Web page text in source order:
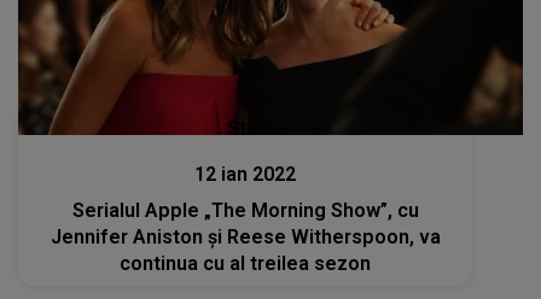
Stiri
12 ian 2022
Serialul Apple „The Morning Show”, cu
Jennifer Aniston şi Reese Witherspoon, va
continua cu al treilea sezon